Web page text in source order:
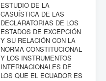
ESTUDIO DE LA
CASUÍSTICA DE LAS
DECLARATORIAS DE LOS
ESTADOS DE EXCEPCIÓN
Y SU RELACIÓN CON LA
NORMA CONSTITUCIONAL
Y LOS INSTRUMENTOS
INTERNACIONALES DE
LOS QUE EL ECUADOR ES